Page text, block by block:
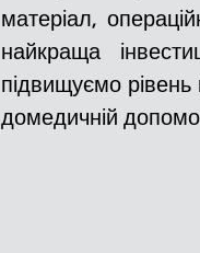
матеріал,
найкраща
підвищуємо рівень
домедичній